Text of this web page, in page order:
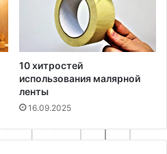
10 хитростей
использования малярной
ленты
16.09.2025